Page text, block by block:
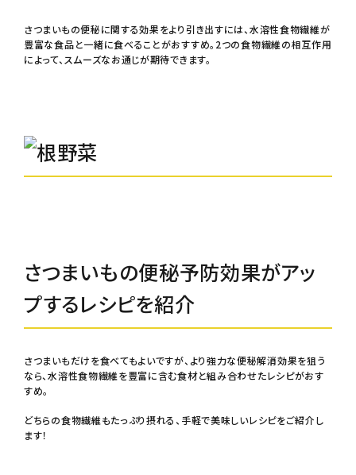
さつまいもの便秘に関する効果をより引き出すには、水溶性食物繊維が
豊富な食品と一緒に食べることがおすすめ。2つの食物繊維の相互作用
によって、スムーズなお通じが期待できます。
さつまいもの便秘予防効果がアッ
プするレシピを紹介
さつまいもだけを食べてもよいですが、より強力な便秘解消効果を狙う
なら、水溶性食物繊維を豊富に含む食材と組み合わせたレシピがおす
すめ。
どちらの食物繊維もたっぷり摂れる、手軽で美味しいレシピをご紹介し
ます！